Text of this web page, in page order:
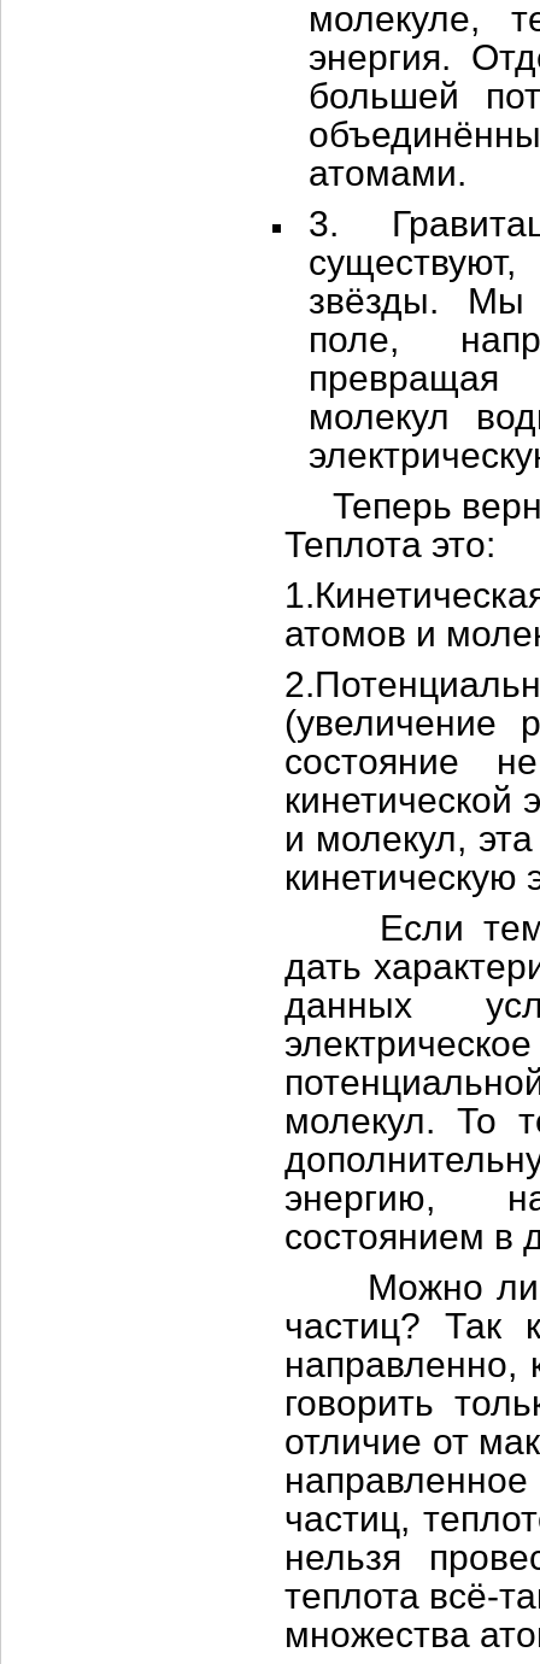
молекуле,
энергия.
большей
атомами.
3.
звёзды. Мы
поле,
превращая
молекул
Теперь
Теплота это:
атомов и
(увеличение
состояние
кинетической
и молекул,
кинетическую
Если
дать
данных
молекул. То
энергию,
состоянием в
Можно ли
частиц? Так
направленно,
говорить
отличие от
частиц,
нельзя
теплота всё-
множества